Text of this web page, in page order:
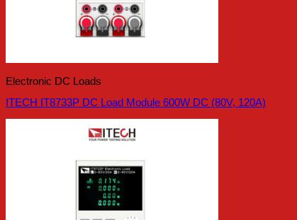
Electronic DC Loads
ITECH IT8733P DC Load Module 600W DC (80V, 120A)